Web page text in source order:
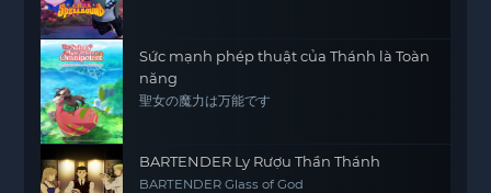
Sức mạnh phép thuật của Thánh là Toàn
năng
聖女の魔力は万能です
BARTENDER Ly Rượu Thần Thánh
BARTENDER Glass of God